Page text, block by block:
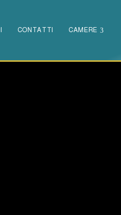
CONTATTI CAMERE